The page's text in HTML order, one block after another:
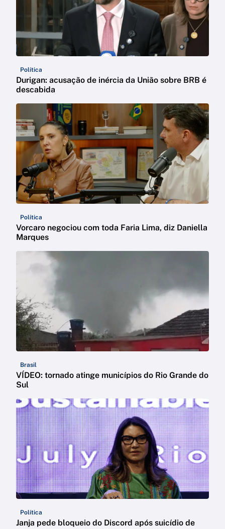
Política
Durigan: acusação de inércia da União sobre BRB é
descabida
Política
Vorcaro negociou com toda Faria Lima, diz Daniella
Marques
Brasil
VÍDEO: tornado atinge municípios do Rio Grande do
Sul
Política
Janja pede bloqueio do Discord após suicídio de